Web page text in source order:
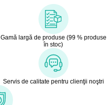
Gamă largă de produse (99 % produse
în stoc)
Servis de calitate pentru clienţii noştri